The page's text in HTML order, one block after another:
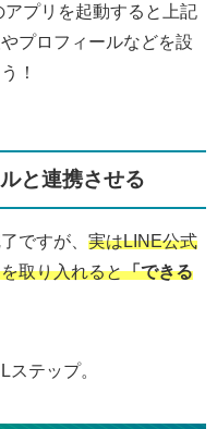
プリを起動すると上記
プロフィールなどを設
！
と連携させる
ですが、 実はLINE公式
取り入れると「できる
テップ。